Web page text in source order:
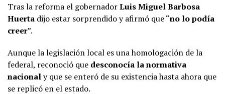
Tras la reforma el gobernadorLuis Miguel Barbosa
Huerta dijo estar sorprendido y afirmó que “no lo podía
creer”.
Aunque la legislación local es una homologación de la
federal, reconoció que desconocía la normativa
nacionaly que se enteró de su existencia hasta ahora que
se replicó en el estado.